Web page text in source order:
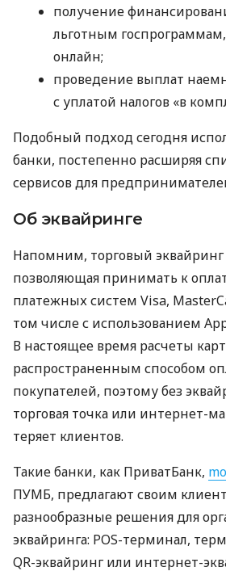
получение
льготным
онлайн;
проведение выплат
с уплатой налогов «в
Подобный подход сегодня
банки, постепенно расширяя
сервисов для
Об эквайринге
Напомним, торговый эквайринг
позволяющая принимать к
платежных систем Visa,
том числе с использованием
В настоящее время расчеты
распространенным способом
покупателей, поэтому без
торговая точка или интернет-
теряет клиентов.
Такие банки, как ПриватБанк,
ПУМБ, предлагают своим
разнообразные решения для
эквайринга: POS-терминал,
QR-эквайринг или интернет-